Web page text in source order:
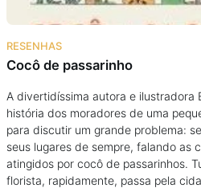
RESENHAS
Cocô de passarinho
A divertidíssima autora e ilustradora
história dos moradores de uma
para discutir um grande problema:
seus lugares de sempre, falando as
atingidos por cocô de passarinhos.
florista, rapidamente, passa pela